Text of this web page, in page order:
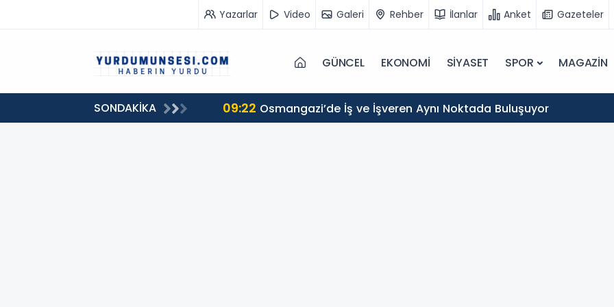
Yazarlar Video Galeri Rehber İlanlar Anket Gazeteler
GÜNCEL EKONOMİ SİYASET SPOR MAGAZİN
SONDAKİKA
devam edeceğini açıkladı 09:22 Osmangazi’de İş ve İşveren Aynı Noktada Buluşuyor